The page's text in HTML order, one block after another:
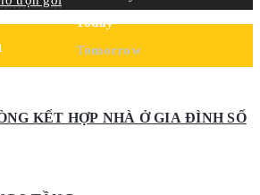
KẾT HỢP NHÀ Ở GIA ĐÌNH SỐ
Today
Tomorrow